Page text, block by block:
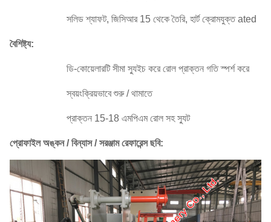
সলিড শ্যাফট, জিসিআর 15 থেকে তৈরি, হার্ট ক্রোমযুক্ত ated
বৈশিষ্ট্য:
ডি-কোয়েলারটি সীমা স্যুইচ করে রোল প্রাক্তন গতি স্পর্শ করে
স্বয়ংক্রিয়ভাবে শুরু / থামাতে
প্রাক্তন 15-18 এমপিএম রোল সহ স্যুট
প্রোফাইল অঙ্কন / বিন্যাস / সরঞ্জাম রেফারেন্স ছবি: